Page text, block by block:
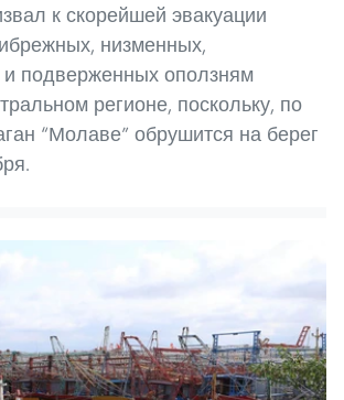
к скорейшей эвакуации
низменных,
и подверженных оползням
регионе, поскольку, по
“Молаве” обрушится на берег